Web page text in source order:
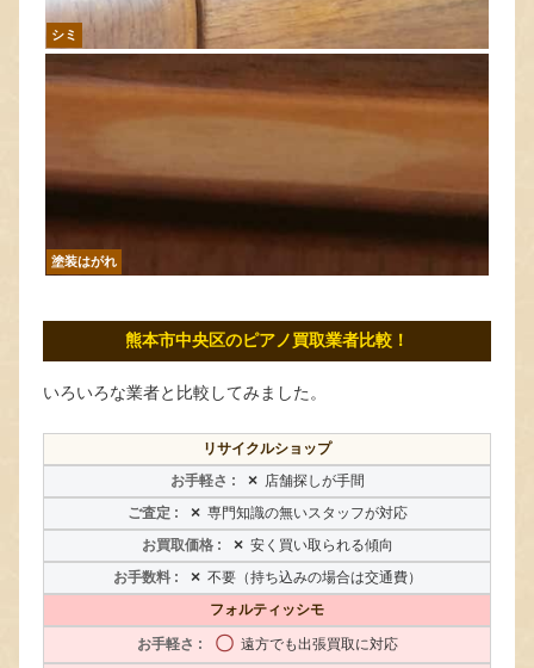
シミ
塗装はがれ
熊本市中央区のピアノ買取業者比較！
いろいろな業者と比較してみました。
リサイクルショップ
× 店舗探しが手間
× 専門知識の無いスタッフが対応
× 安く買い取られる傾向
× 不要（持ち込みの場合は交通費）
フォルティッシモ
〇 遠方でも出張買取に対応